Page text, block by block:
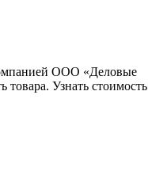
ООО «Деловые
Узнать стоимость